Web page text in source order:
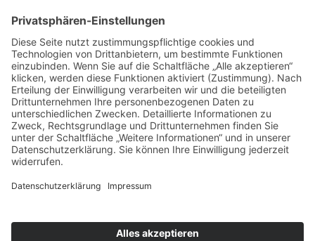
T:+43 732 / 784293
E:office[at]ku-linz.at
©2025 Katholische Privat-Universität Linz | Alle Rechte